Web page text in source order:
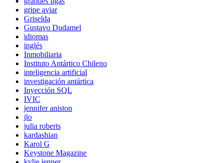
gripe aviar
Griselda
Gustavo Dudamel
idiomas
inglés
Inmobiliaria
Instituto Antártico Chileno
inteligencia artificial
investigación antártica
Inyección SQL
IVIC
jennifer aniston
jlo
julia roberts
kardashian
Karol G
Keystone Magazine